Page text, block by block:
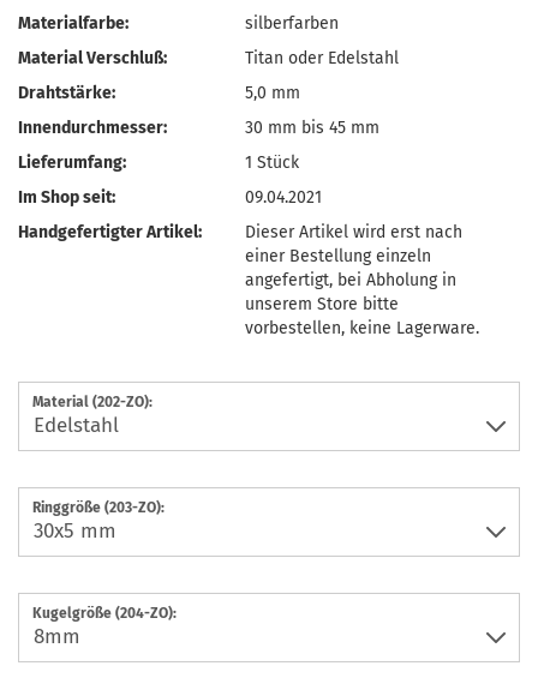
Materialfarbe:
silberfarben
Material Verschluß:
Titan oder Edelstahl
Drahtstärke:
5,0 mm
Innendurchmesser:
30 mm bis 45 mm
Lieferumfang:
1 Stück
Im Shop seit:
09.04.2021
Handgefertigter Artikel:
Dieser Artikel wird erst nach
einer Bestellung einzeln
angefertigt, bei Abholung in
unserem Store bitte
vorbestellen, keine Lagerware.
Material (202-ZO):
Ringgröße (203-ZO):
Kugelgröße (204-ZO):